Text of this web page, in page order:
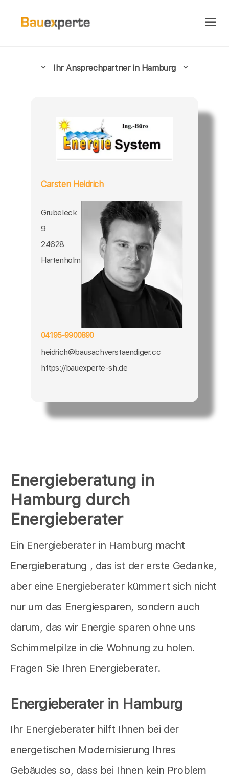
Energieberatung in
Hamburg durch
Energieberater
Ein Energieberater in Hamburg macht
Energieberatung , das ist der erste Gedanke,
aber eine Energieberater kümmert sich nicht
nur um das Energiesparen, sondern auch
darum, das wir Energie sparen ohne uns
Schimmelpilze in die Wohnung zu holen.
Fragen Sie Ihren Energieberater.
Energieberater in Hamburg
Ihr Energieberater hilft Ihnen bei der
energetischen Modernisierung Ihres
Gebäudes so, dass bei Ihnen kein Problem
Ihr Ansprechpartner in Hamburg
Carsten Heidrich
Grubeleck
9
24628
Hartenholm
04195-9900890
heidrich@bausachverstaendiger.cc
https://bauexperte-sh.de